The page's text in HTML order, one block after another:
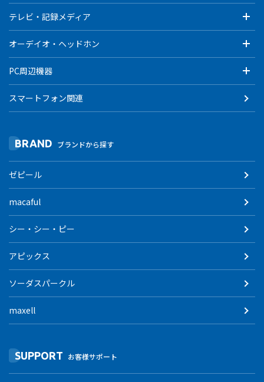
テレビ・記録メディア
オーデイオ・ヘッドホン
PC周辺機器
スマートフォン関連
BRAND ブランドから探す
ゼピール
macaful
シー・シー・ピー
アピックス
ソーダスパークル
maxell
SUPPORT お客様サポート